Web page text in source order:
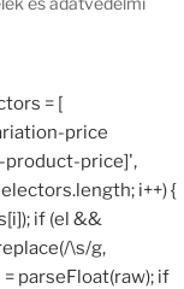
= [
price
product-price]',
i++) {
if (el &&
\s/g,
parseFloat(raw); if